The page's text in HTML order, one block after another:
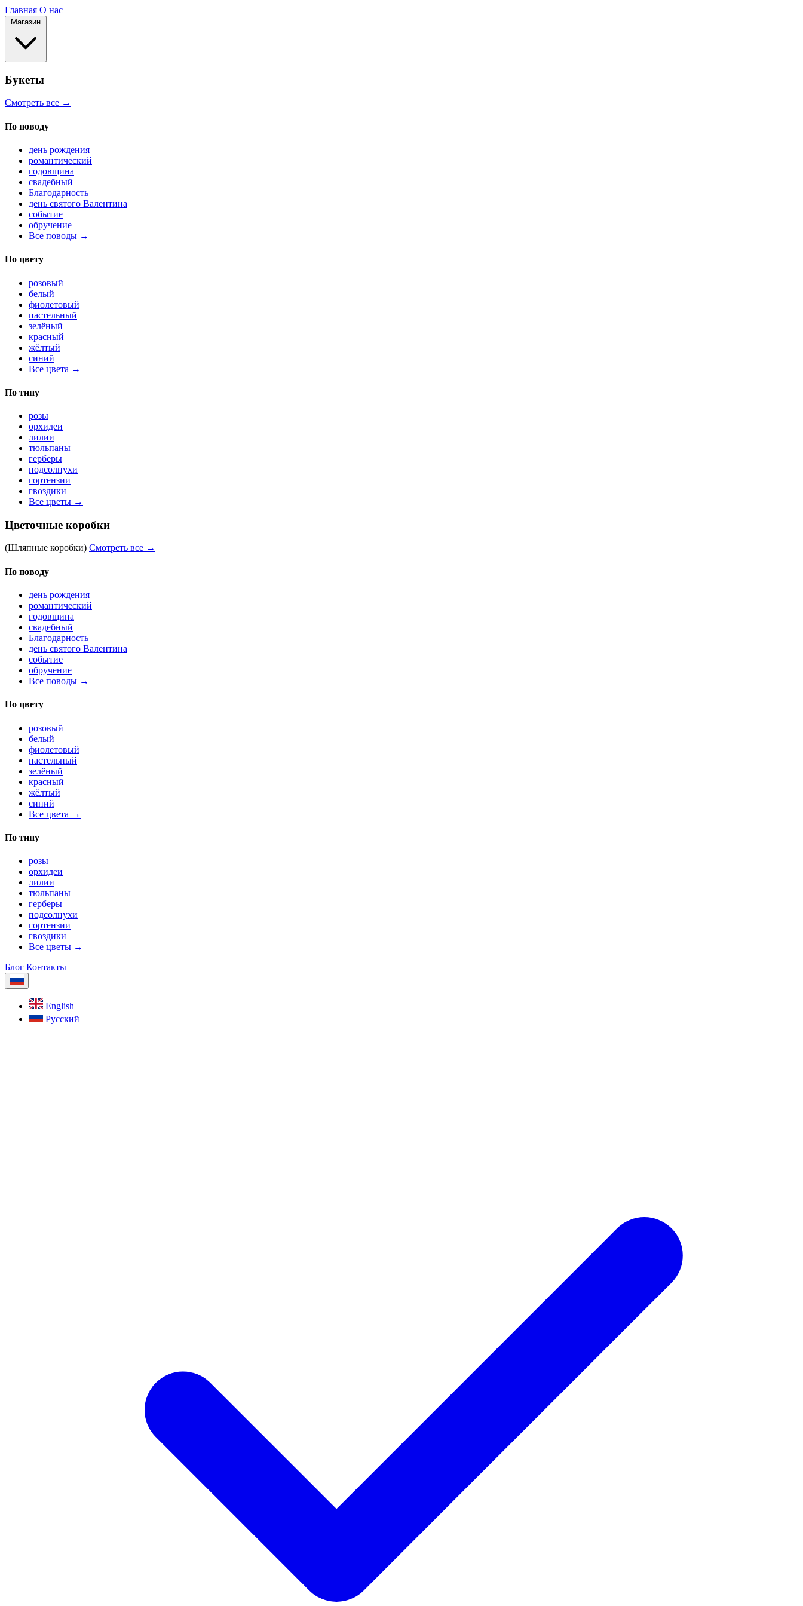
Главная О нас
Магазин
Букеты
Смотреть все →
По поводу
день рождения
романтический
годовщина
свадебный
Благодарность
день святого Валентина
событие
обручение
Все поводы →
По цвету
розовый
белый
фиолетовый
пастельный
зелёный
красный
жёлтый
синий
Все цвета →
По типу
розы
орхидеи
лилии
тюльпаны
герберы
подсолнухи
гортензии
гвоздики
Все цветы →
Цветочные коробки
(Шляпные коробки) Смотреть все →
По поводу
день рождения
романтический
годовщина
свадебный
Благодарность
день святого Валентина
событие
обручение
Все поводы →
По цвету
розовый
белый
фиолетовый
пастельный
зелёный
красный
жёлтый
синий
Все цвета →
По типу
розы
орхидеи
лилии
тюльпаны
герберы
подсолнухи
гортензии
гвоздики
Все цветы →
Блог Контакты
English
Русский